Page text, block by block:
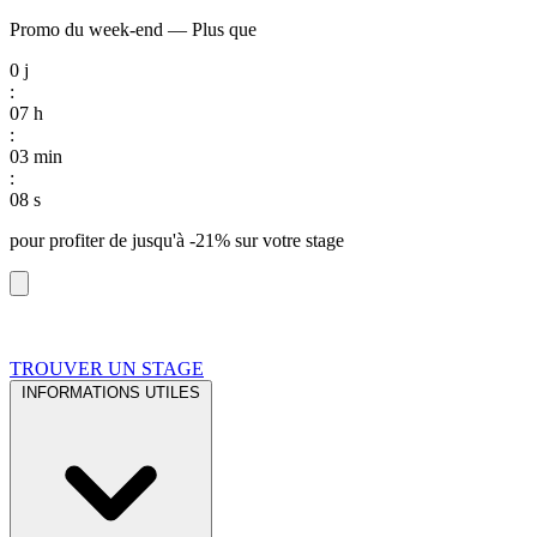
Promo du week-end — Plus que
0 j
:
07 h
:
03 min
:
07 s
pour profiter de jusqu'à -21% sur votre stage
TROUVER UN STAGE
INFORMATIONS UTILES